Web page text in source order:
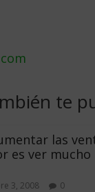
te
las
es ver mucho
3, 2008 0